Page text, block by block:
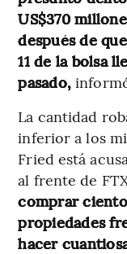
US$370
después de
11 de la bolsa
pasado,
La cantidad
inferior a los
Fried está
al frente de
comprar
propiedades
hacer